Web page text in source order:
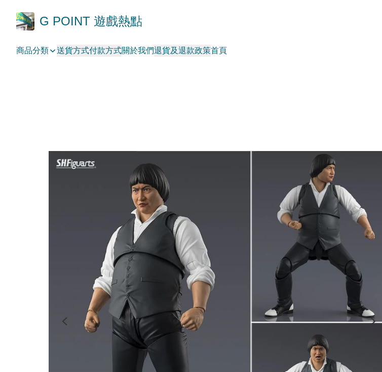
G POINT 遊戲熱點
商品分類 送貨方式付款方式關於我們退貨及退款政策首頁